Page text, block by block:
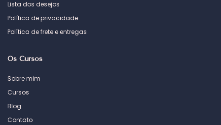
Lista dos desejos
Política de privacidade
Política de frete e entregas
Os Cursos
Sobre mim
Cursos
Blog
Contato